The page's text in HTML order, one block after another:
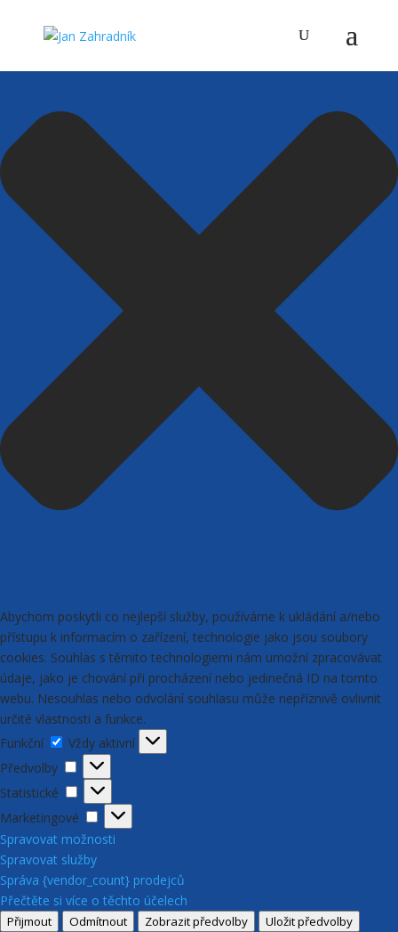
Abychom poskytli co nejlepší služby, používáme k ukládání a/nebo
přístupu k informacím o zařízení, technologie jako jsou soubory
cookies. Souhlas s těmito technologiemi nám umožní zpracovávat
údaje, jako je chování při procházení nebo jedinečná ID na tomto
webu. Nesouhlas nebo odvolání souhlasu může nepříznivě ovlivnit
určité vlastnosti a funkce.
Funkční
Funkční
Vždy aktivní
Předvolby
Předvolby
Statistické
Statistické
Marketingové
Marketingové
Spravovat možnosti
Spravovat služby
Správa {vendor_count} prodejců
Přečtěte si více o těchto účelech
Přijmout Odmítnout Zobrazit předvolby Uložit předvolby